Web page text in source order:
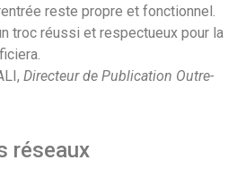
reste propre et fonctionnel.
troc réussi et respectueux pour la
Directeur de Publication Outre-
réseaux